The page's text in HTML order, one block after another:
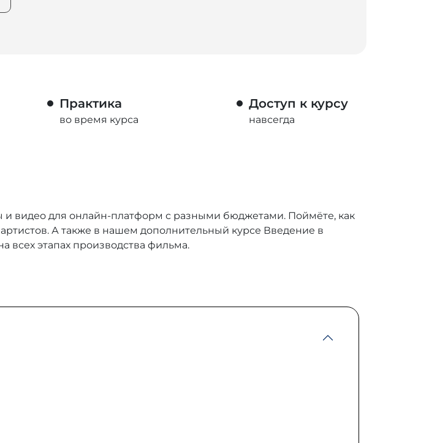
Практика
во время курса
Доступ к курсу
навсегда
видео для онлайн-платформ с разными бюджетами. Поймёте, как
А также в нашем дополнительный курсе Введение в
всех этапах производства фильма.